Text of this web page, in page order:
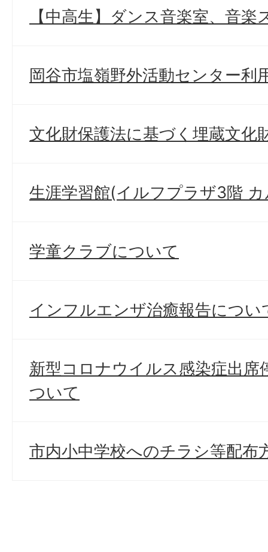
【中高生】ダンス音楽室、音
岡谷市塩嶺野外活動センター利
文化財保護法に基づく埋蔵文化
生涯学習館(イルフプラザ3階
学童クラブについて
インフルエンザ治癒報告につい
新型コロナウイルス感染症出席
ついて
市内小中学校へのチラシ等配布